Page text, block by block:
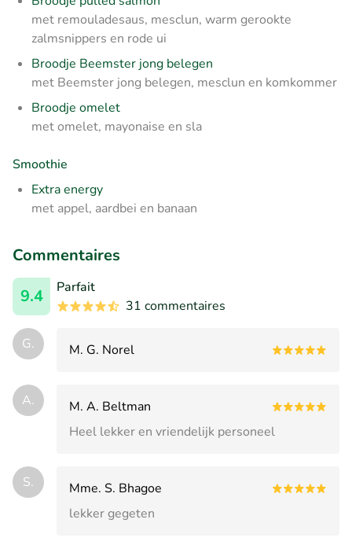
met remouladesaus, mesclun, warm gerookte
zalmsnippers en rode ui
Broodje Beemster jong belegen
met Beemster jong belegen, mesclun en komkommer
Broodje omelet
met omelet, mayonaise en sla
Smoothie
Extra energy
met appel, aardbei en banaan
Commentaires
9.4
Parfait
31 commentaires
G. M. G. Norel
A.
M. A. Beltman
Heel lekker en vriendelijk personeel
S.
Mme. S. Bhagoe
lekker gegeten